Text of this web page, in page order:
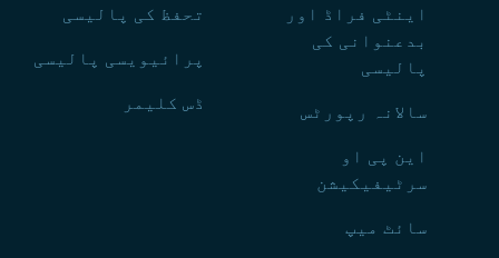
اینٹی فراڈ اور
بدعنوانی کی
پالیسی
سالانہ رپورٹس
این پی او
سرٹیفیکیشن
سائٹ میپ
تحفظ کی پالیسی
پرائیویسی پالیسی
ڈس کلیمر